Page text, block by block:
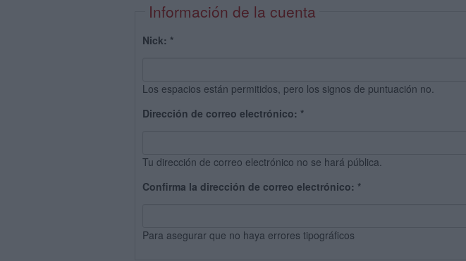
Información de la cuenta
Nick: *
Los espacios están permitidos, pero los signos de puntuación no.
Dirección de correo electrónico: *
Tu dirección de correo electrónico no se hará pública.
Confirma la dirección de correo electrónico: *
Para asegurar que no haya errores tipográficos